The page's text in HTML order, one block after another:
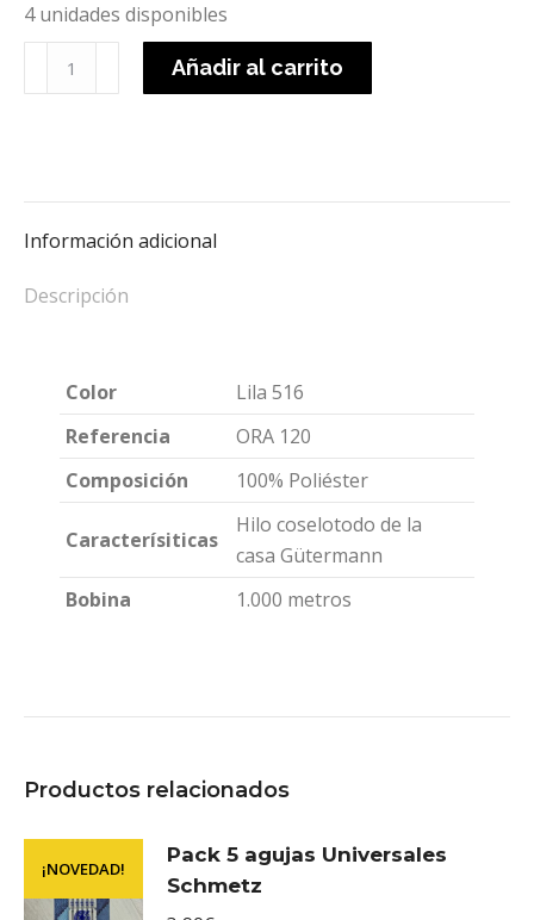
4 unidades disponibles
GÜTERMANN
1000
m
Añadir al carrito
Información adicional
Descripción
Color
Lila 516
Referencia
ORA 120
Composición
100% Poliéster
Caracterísiticas
Hilo coselotodo de la
casa Gütermann
Bobina
1.000 metros
Productos relacionados
¡NOVEDAD!
Pack 5 agujas Universales
Schmetz